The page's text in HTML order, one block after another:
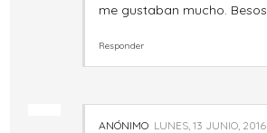
me gustaban mucho. Besos
Responder
ANÓNIMO LUNES, 13 JUNIO, 2016